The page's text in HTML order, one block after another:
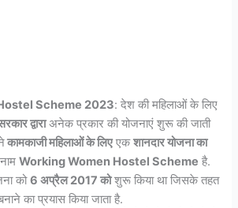
Scheme 2023: देश की महिलाओं के लिए
द्वाराअनेक प्रकार की योजनाएं शुरू की जाती
कामकाजी महिलाओं के लिएएकशानदार योजना का
Working Women Hostel Scheme है.
को6 अप्रैल 2017 कोशुरू किया था जिसके तहत
का प्रयास किया जाता है.